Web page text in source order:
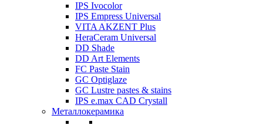
IPS Ivocolor
IPS Empress Universal
VITA AKZENT Plus
HeraCeram Universal
DD Shade
DD Art Elements
FC Paste Stain
GC Optiglaze
GC Lustre pastes & stains
IPS e.max CAD Crystall
Металлокерамика